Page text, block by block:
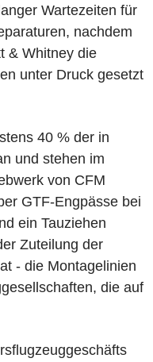
Wartezeiten für
nachdem
& Whitney die
unter Druck gesetzt
40 % der in
und stehen im
von CFM
GTF-Engpässe bei
ein Tauziehen
Zuteilung der
- die Montagelinien
die auf